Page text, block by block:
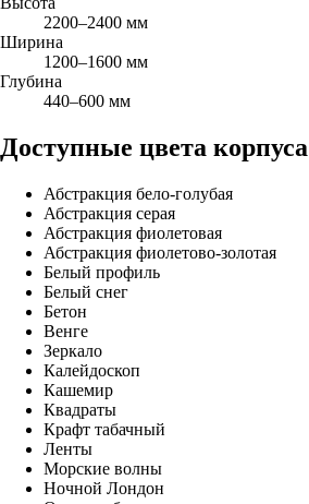
2200–2400 мм
Ширина
1200–1600 мм
Глубина
440–600 мм
Доступные цвета корпуса
Абстракция бело-голубая
Абстракция серая
Абстракция фиолетовая
Абстракция фиолетово-золотая
Белый профиль
Белый снег
Бетон
Венге
Зеркало
Калейдоскоп
Кашемир
Квадраты
Крафт табачный
Ленты
Морские волны
Ночной Лондон